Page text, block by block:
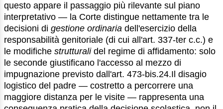
questo appare il passaggio più rilevante sul piano
interpretativo — la Corte distingue nettamente tra le
decisioni di gestione ordinaria dell'esercizio della
responsabilità genitoriale (di cui all'art. 337-ter c.c.) e
le modifiche strutturalidel regime di affidamento: solo
le seconde giustificano l'accesso al mezzo di
impugnazione previsto dall'art. 473-bis.24.Il disagio
logistico del padre — costretto a percorrere una
maggiore distanza per le visite — rappresenta una